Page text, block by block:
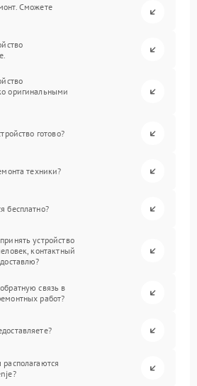
Сможете
оригинальными
готово?
техники?
бесплатно?
устройство
контактный
связь в
работ?